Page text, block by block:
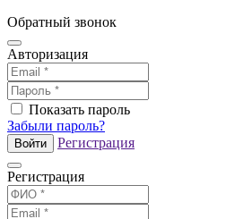
Обратный звонок
Авторизация
Показать пароль
Забыли пароль?
Войти Регистрация
Регистрация